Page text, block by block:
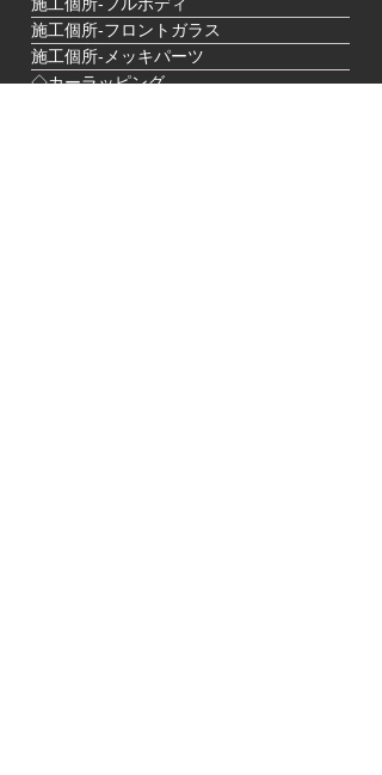
施工個所-フロントガラス
施工個所-メッキパーツ
◇カーラッピング